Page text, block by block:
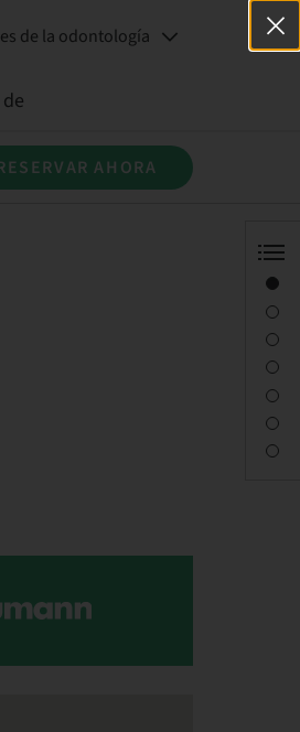
de la odontología
AHORA